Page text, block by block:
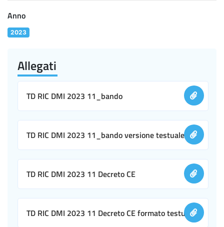
Anno
2023
Allegati
TD RIC DMI 2023 11_bando
TD RIC DMI 2023 11_bando versione testuale
TD RIC DMI 2023 11 Decreto CE
TD RIC DMI 2023 11 Decreto CE formato testuale